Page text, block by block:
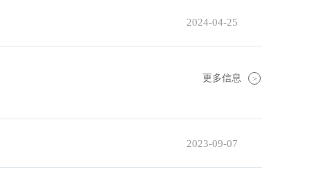
2024-04-25
更多信息 >
2023-09-07